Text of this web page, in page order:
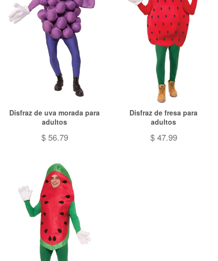
Disfraz de uva morada para
adultos
$ 56.79
Disfraz de fresa para
adultos
$ 47.99